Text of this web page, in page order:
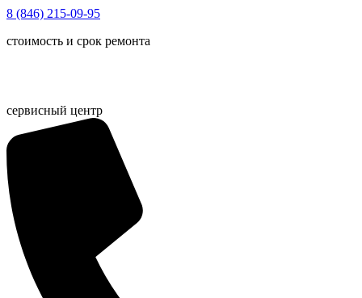
Перейти
содержимому
8 (846) 215-09-95
стоимость и срок ремонта
сервисный центр